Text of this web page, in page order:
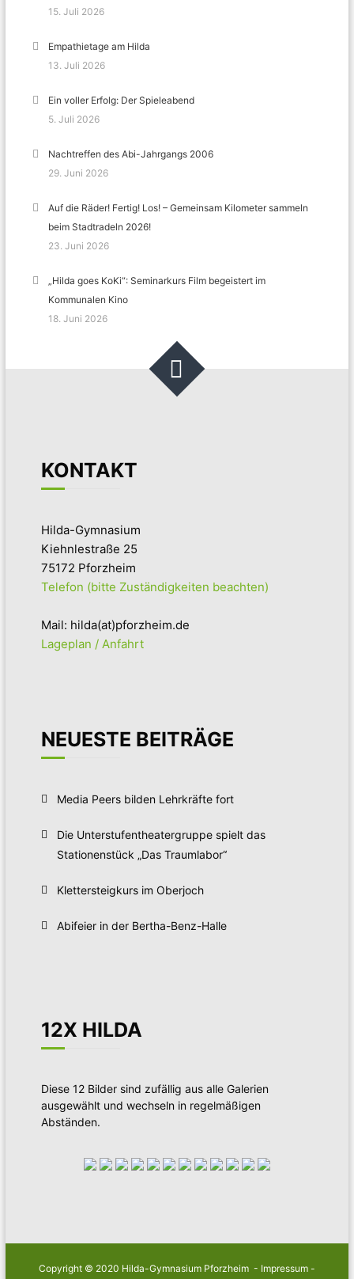
15. Juli 2026
Empathietage am Hilda
13. Juli 2026
Ein voller Erfolg: Der Spieleabend
5. Juli 2026
Nachtreffen des Abi-Jahrgangs 2006
29. Juni 2026
Auf die Räder! Fertig! Los! – Gemeinsam Kilometer sammeln
beim Stadtradeln 2026!
23. Juni 2026
„Hilda goes KoKi“: Seminarkurs Film begeistert im
Kommunalen Kino
18. Juni 2026
KONTAKT
Hilda-Gymnasium
Kiehnlestraße 25
75172 Pforzheim
Telefon (bitte Zuständigkeiten beachten)
Mail: hilda(at)pforzheim.de
Lageplan / Anfahrt
NEUESTE BEITRÄGE
Media Peers bilden Lehrkräfte fort
Die Unterstufentheatergruppe spielt das
Stationenstück „Das Traumlabor“
Klettersteigkurs im Oberjoch
Abifeier in der Bertha-Benz-Halle
12X HILDA
Diese 12 Bilder sind zufällig aus alle Galerien
ausgewählt und wechseln in regelmäßigen
Abständen.
Copyright © 2020 Hilda-Gymnasium Pforzheim - Impressum-